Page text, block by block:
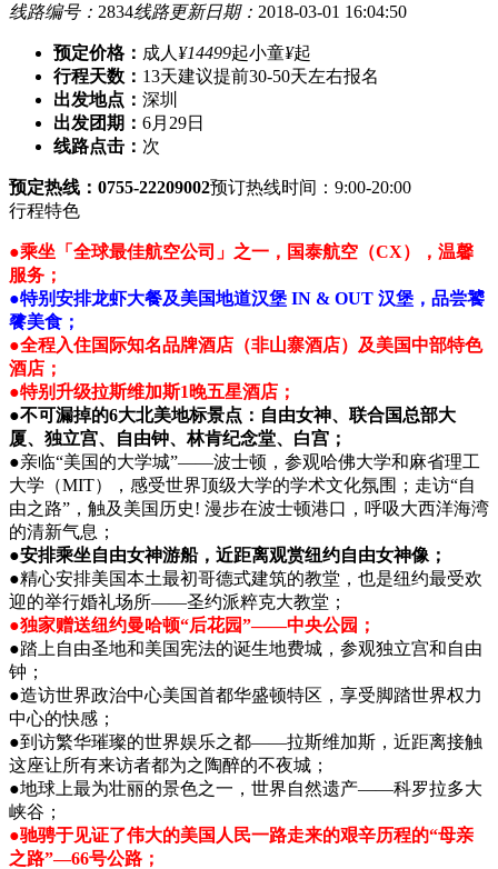
线路编号： 2834线路更新日期： 2018-03-01 16:04:50
预定价格： 成人 ¥14499起小童¥起
行程天数： 13天建议提前30-50天左右报名
出发地点： 深圳
出发团期： 6月29日
线路点击： 次
预定热线：0755-22209002预订热线时间：9:00-20:00
行程特色
●乘坐「全球最佳航空公司」之一，国泰航空（CX），温馨
服务；
●特别安排龙虾大餐及美国地道汉堡 IN & OUT 汉堡，品尝饕
餮美食；
●全程入住国际知名品牌酒店（非山寨酒店）及美国中部特色
酒店；
●特别升级拉斯维加斯1晚五星酒店；
●不可漏掉的6大北美地标景点：自由女神、联合国总部大
厦、独立宫、自由钟、林肯纪念堂、白宫；
●亲临“美国的大学城”——波士顿，参观哈佛大学和麻省理工
大学（MIT），感受世界顶级大学的学术文化氛围；走访“自
由之路”，触及美国历史! 漫步在波士顿港口，呼吸大西洋海湾
的清新气息；
●安排乘坐自由女神游船，近距离观赏纽约自由女神像；
●精心安排美国本土最初哥德式建筑的教堂，也是纽约最受欢
迎的举行婚礼场所——圣约派粹克大教堂；
●独家赠送纽约曼哈顿“后花园”——中央公园；
●踏上自由圣地和美国宪法的诞生地费城，参观独立宫和自由
钟；
●造访世界政治中心美国首都华盛顿特区，享受脚踏世界权力
中心的快感；
●到访繁华璀璨的世界娱乐之都——拉斯维加斯，近距离接触
这座让所有来访者都为之陶醉的不夜城；
●地球上最为壮丽的景色之一，世界自然遗产——科罗拉多大
峡谷；
●驰骋于见证了伟大的美国人民一路走来的艰辛历程的“母亲
之路”—66号公路；